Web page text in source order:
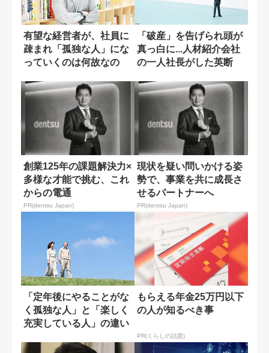
有望な経営者が、社員に
疎まれ「孤独な人」にな
っていくのは何故なの
「破産」を告げられ頭が
真っ白に...人材紹介会社
の一人社長がした英断
創業125年の課題解決力×
多様な才能で挑む、これ
からの電通
PR(dentsu Japan)
現状を疑い問いかける姿
勢で、事業を共に成長さ
せるパートナーへ
PR(dentsu Japan)
「定年後にやることがな
く孤独な人」と「楽しく
充実している人」の違い
もらえる年金25万円以下
の人が知るべき事
PR(くらしの話題)